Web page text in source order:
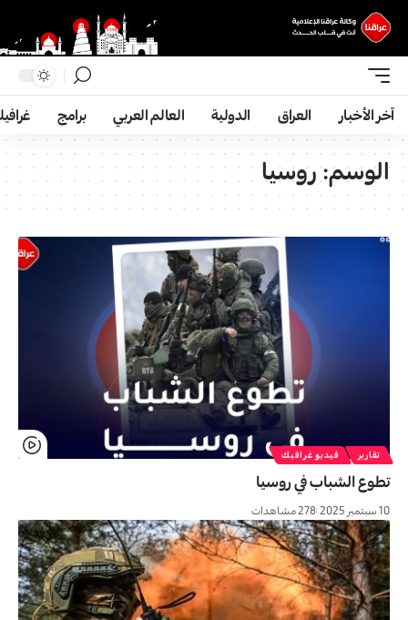
آخر الأخبار العراق الدولية العالم العربي برامج
الوسم:روسیا
تقارير فيديو غرافيك
تطوع الشباب في روسیا
10 سبتمبر 2025 278 مشاهدات